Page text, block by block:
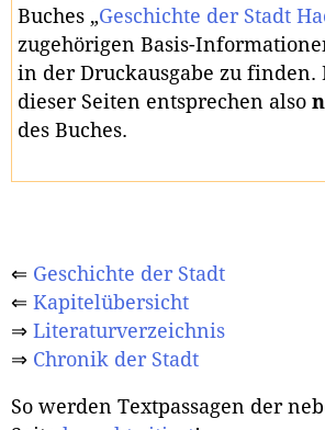
Buches „Geschichte der Stadt
zugehörigen Basis-
in der Druckausgabe zu finden.
dieser Seiten entsprechen also
des Buches.
⇐ Geschichte der Stadt
⇐ Kapitelübersicht
⇒ Literaturverzeichnis
⇒ Chronik der Stadt
So werden Textpassagen der